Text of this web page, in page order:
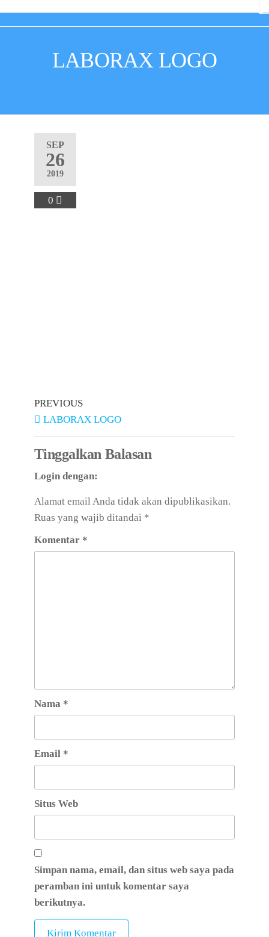
LABORAX LOGO
SEP
26
2019
0
PREVIOUS
LABORAX LOGO
Tinggalkan Balasan
Login dengan:
Alamat email Anda tidak akan dipublikasikan.
Ruas yang wajib ditandai *
Komentar *
Nama *
Email *
Situs Web
Simpan nama, email, dan situs web saya pada
peramban ini untuk komentar saya
berikutnya.